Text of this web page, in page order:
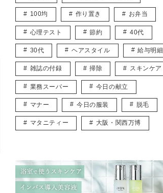
100均 作り置き お弁当
心理テスト 節約 40代
30代 ヘアスタイル 給与明細
雑誌の付録 掃除 スキンケア
業務スーパー 今日の献立
マナー 今日の服装 脱毛
マタニティー 大阪・関西万博